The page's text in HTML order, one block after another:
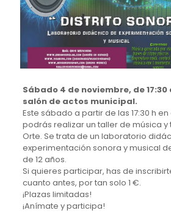
Sábado 4 de noviembre, de 17:30
salón de actos municipal.
Este sábado a partir de las 17:30 h
podrás realizar un taller de música
Orte. Se trata de un laboratorio
experimentación sonora y musical
de 12 años.
Si quieres participar, has de
cuanto antes, por tan solo 1 €.
¡Plazas limitadas!
¡Anímate y participa!